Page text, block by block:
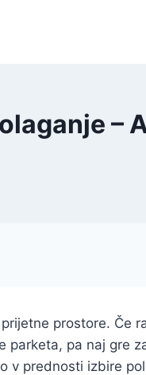
–
prostore. Če
parketa, pa naj gre
v prednosti izbire